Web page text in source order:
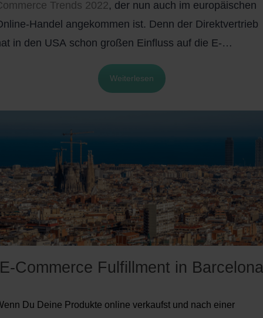
Trends 2022, der nun auch im europäischen
Handel angekommen ist. Denn der Direktvertrieb
in den USA schon großen Einfluss auf die E-
Landschaft und gewinnt auch in Deutschland
an Bedeutung.Weiterlesen
E-Commerce Fulfillment in Barcelona
Du Deine Produkte online verkaufst und nach einer